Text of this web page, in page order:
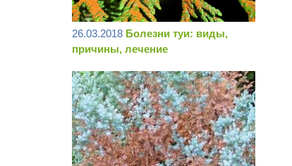
26.03.2018 Болезни туи: виды,
причины, лечение